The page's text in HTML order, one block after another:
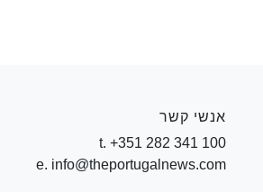
אנשי קשר
t. +351 282 341 100
e. info@theportugalnews.com